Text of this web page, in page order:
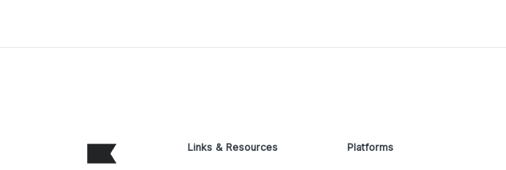
Links & Resources Platforms